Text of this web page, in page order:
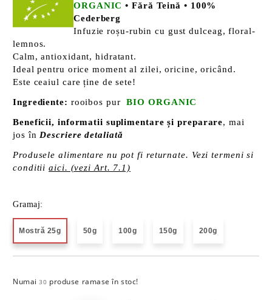
ORGANIC • Fără Teină • 100%
Cederberg
Infuzie roșu-rubin cu gust dulceag, floral-
lemnos.
Calm, antioxidant, hidratant.
Ideal pentru orice moment al zilei, oricine, oricând.
Este ceaiul care ține de sete!
Ingrediente: rooibos purBIO ORGANIC
Beneficii, informatii suplimentare și preparare, mai
jos în Descriere detaliată
Produsele alimentare nu pot fi returnate. Vezi termeni si
conditiiaici. (vezi Art. 7.1)
Gramaj:
Mostră 25g 50g 100g 150g 200g
Numai30 produse ramase în stoc!